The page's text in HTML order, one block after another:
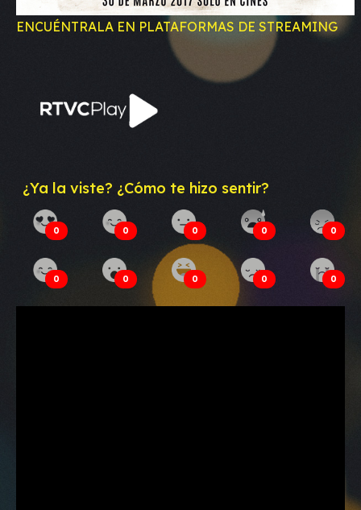
ENCUÉNTRALA EN PLATAFORMAS DE STREAMING
¿Ya la viste? ¿Cómo te hizo sentir?
0 0 0 0 0
0 0 0 0 0